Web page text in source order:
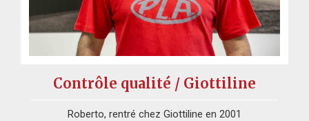
Contrôle qualité / Giottiline
Roberto, rentré chez Giottiline en 2001